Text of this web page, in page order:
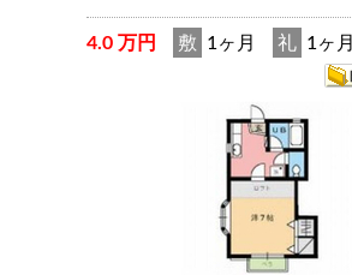
4.0 万円 敷 1ヶ月 礼 1ヶ月